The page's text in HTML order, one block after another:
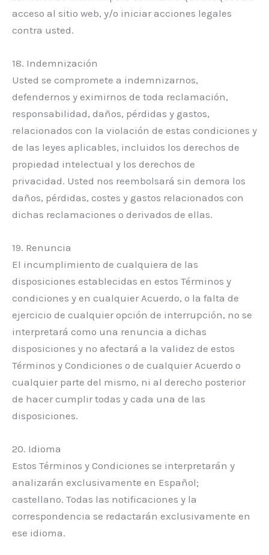
acceso al sitio web, y/o iniciar acciones legales
contra usted.
18. Indemnización
Usted se compromete a indemnizarnos,
defendernos y eximirnos de toda reclamación,
responsabilidad, daños, pérdidas y gastos,
relacionados con la violación de estas condiciones y
de las leyes aplicables, incluidos los derechos de
propiedad intelectual y los derechos de
privacidad. Usted nos reembolsará sin demora los
daños, pérdidas, costes y gastos relacionados con
dichas reclamaciones o derivados de ellas.
19. Renuncia
El incumplimiento de cualquiera de las
disposiciones establecidas en estos Términos y
condiciones y en cualquier Acuerdo, o la falta de
ejercicio de cualquier opción de interrupción, no se
interpretará como una renuncia a dichas
disposiciones y no afectará a la validez de estos
Términos y Condiciones o de cualquier Acuerdo o
cualquier parte del mismo, ni al derecho posterior
de hacer cumplir todas y cada una de las
disposiciones.
20. Idioma
Estos Términos y Condiciones se interpretarán y
analizarán exclusivamente en Español;
castellano. Todas las notificaciones y la
correspondencia se redactarán exclusivamente en
ese idioma.